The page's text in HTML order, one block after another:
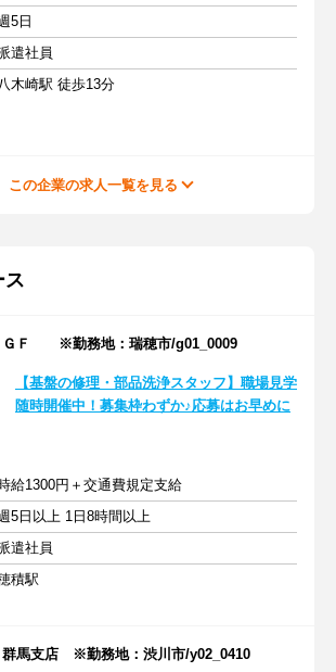
5日
遣社員
木崎駅 徒歩13分
この企業の求人一覧を見る
ス
ＧＦ ※勤務地：瑞穂市/g01_0009
【基盤の修理・部品洗浄スタッフ】職場見学
随時開催中！募集枠わずか♪応募はお早めに
給1300円＋交通費規定支給
5日以上 1日8時間以上
遣社員
積駅
馬支店 ※勤務地：渋川市/y02_0410